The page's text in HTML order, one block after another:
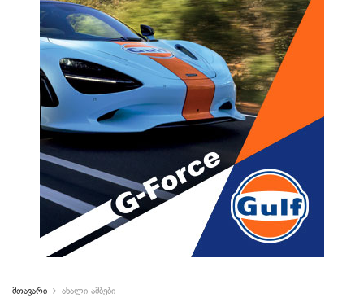
მთავარი ახალი ამბები